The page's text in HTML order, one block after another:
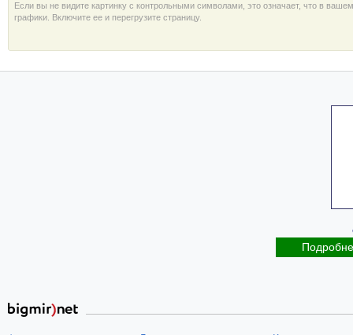
Если вы не видите картинку с контрольными символами, это означает, что в
графики. Включите ее и перегрузите страницу.